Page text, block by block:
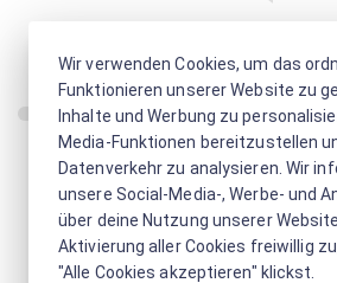
Wir verwenden Cookies, um das
Funktionieren unserer Website zu
Inhalte und Werbung zu
Media-Funktionen bereitzustellen
Datenverkehr zu analysieren. Wir
unsere Social-Media-, Werbe- und
über deine Nutzung unserer
Aktivierung aller Cookies freiwillig
"Alle Cookies akzeptieren" klickst.